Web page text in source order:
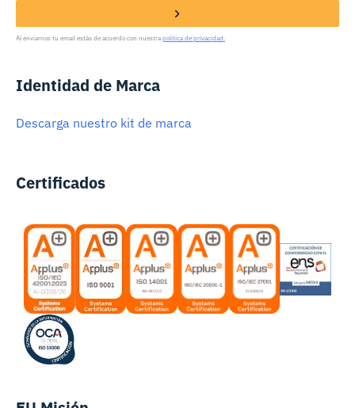
Al enviarnos tu email estás de acuerdo con nuestra política de privacidad.
Identidad de Marca
Descarga nuestro kit de marca
Certificados